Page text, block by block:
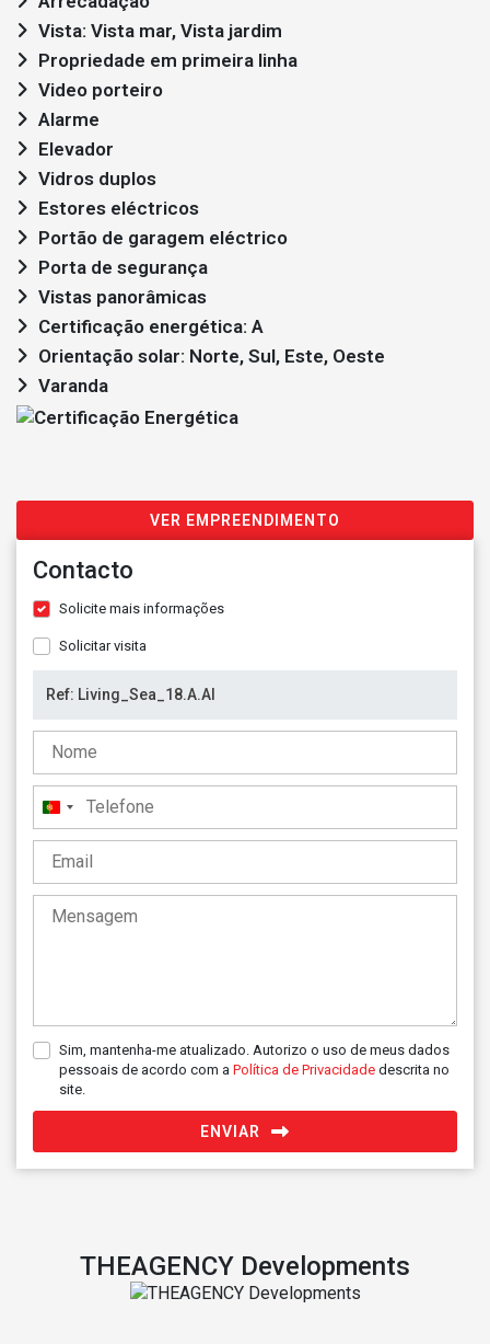
Vista: Vista mar, Vista jardim
Propriedade em primeira linha
Video porteiro
Alarme
Elevador
Vidros duplos
Estores eléctricos
Portão de garagem eléctrico
Porta de segurança
Vistas panorâmicas
Certificação energética: A
Orientação solar: Norte, Sul, Este, Oeste
Varanda
VER EMPREENDIMENTO
Contacto
Solicite mais informações
Solicitar visita
Portugal
+351
Sim, mantenha-me atualizado. Autorizo o uso de meus dados
pessoais de acordo com a Política de Privacidade descrita no
site.
ENVIAR
THEAGENCY Developments